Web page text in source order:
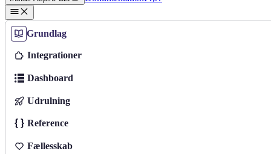
Grundlag
Integrationer
Dashboard
Udrulning
Reference
Fællesskab